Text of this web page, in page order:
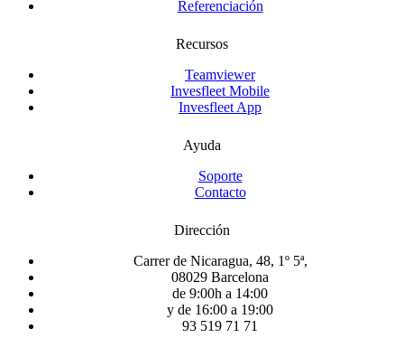
Referenciación
Recursos
Teamviewer
Invesfleet Mobile
Invesfleet App
Ayuda
Soporte
Contacto
Dirección
Carrer de Nicaragua, 48, 1º 5ª,
08029 Barcelona
de 9:00h a 14:00
y de 16:00 a 19:00
93 519 71 71